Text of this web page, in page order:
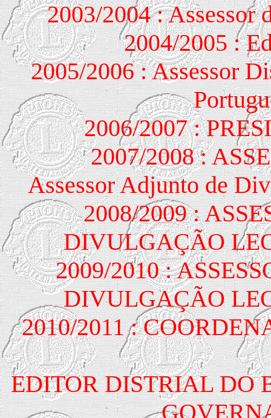
2003/2004 : Assessor
2004/2005 :
2005/2006 : Assessor
2006/2007 :
2007/2008 :
Assessor Adjunto de
2008/2009 :
DIVULGAÇÃO
2009/2010 :
DIVULGAÇÃO
2010/2011 :
EDITOR DISTRIAL DO